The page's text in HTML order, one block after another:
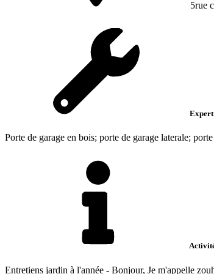
5rue
Porte de garage en bois; porte de garage laterale;
Entretiens jardin à l'année - Bonjour, Je m'appelle